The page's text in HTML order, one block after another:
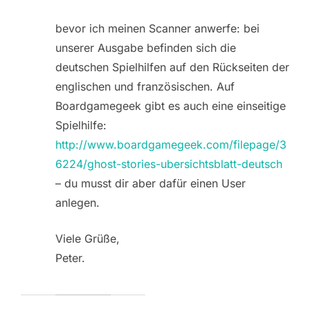
bevor ich meinen Scanner anwerfe: bei
unserer Ausgabe befinden sich die
deutschen Spielhilfen auf den Rückseiten der
englischen und französischen. Auf
Boardgamegeek gibt es auch eine einseitige
Spielhilfe:
http://www.boardgamegeek.com/filepage/3
6224/ghost-stories-ubersichtsblatt-deutsch
– du musst dir aber dafür einen User
anlegen.
Viele Grüße,
Peter.